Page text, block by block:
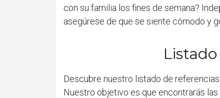
con su familia los fines de semana?
asegúrese de que se siente cómodo y
Descubre nuestro listado de
Nuestro objetivo es que encontrarás